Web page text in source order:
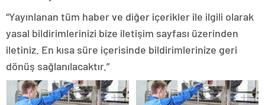
“Yayınlanan tüm haber ve diğer içerikler ile ilgili olarak
yasal bildirimlerinizi bize iletişim sayfası üzerinden
iletiniz. En kısa süre içerisinde bildirimlerinize geri
dönüş sağlanılacaktır.”